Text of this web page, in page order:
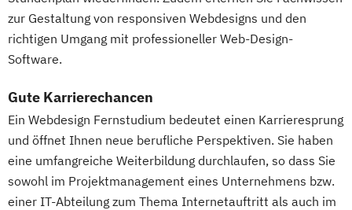
Kindheitspädagogik
Kindheitspädagogik für Erzieher:innen
Kommunikationsdesign
Kommunikationspsychologie
Kultur- und Medienpädagogik
Leitungshandeln in der Pädagogik
Logistikmanagement Logopädie
Management (DE/EN)
Marketing
Marketing und digitale Medien
Lernpsychologie und integrative
Lerntherapie
Management
Medien- und Kommunikationsmanagement
Nachhaltigkeitsmanagement
Online Marketing
Wirtschaftsrecht
Wirtschaftsrecht mit internationalen
Aspekten
zur Gestaltung von responsiven Webdesigns und den
richtigen Umgang mit professioneller Web-Design-
Software.
Gute Karrierechancen
Ein Webdesign Fernstudium bedeutet einen Karrieresprung
und öffnet Ihnen neue berufliche Perspektiven. Sie haben
eine umfangreiche Weiterbildung durchlaufen, so dass Sie
sowohl im Projektmanagement eines Unternehmens bzw.
einer IT-Abteilung zum Thema Internetauftritt als auch im